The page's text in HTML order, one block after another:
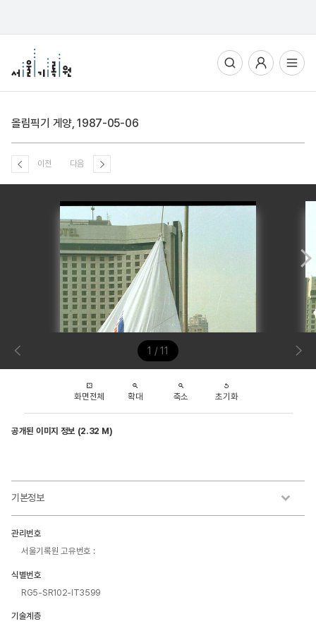
전체메뉴열기
올림픽기 게양, 1987-05-06
이전 다음
1 / 11
화면전체 확대 축소 초기화
공개된 이미지 정보 (2.32 M)
기본정보
관리번호
서울기록원 고유번호 :
식별번호
RG5-SR102-IT3599
기술계층